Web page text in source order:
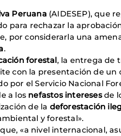
Peruana (AIDESEP), que
para rechazar la
por considerarla una
.
forestal, la entrega de
con la presentación de
el Servicio Nacional
a los nefastos interesesde
de la deforestación
y forestal».
«a nivel internacional,